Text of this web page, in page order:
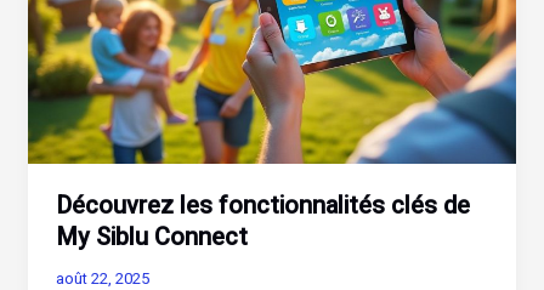
Découvrez les fonctionnalités clés de
My Siblu Connect
août 22, 2025